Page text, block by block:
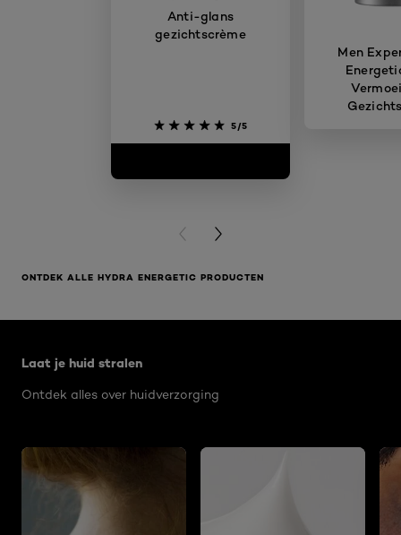
Anti-glans
gezichtscrème
5/5
Men
PREVIOUS CARD
NEXT CARD
ONTDEK ALLE HYDRA ENERGETIC PRODUCTEN
Laat je huid stralen
Ontdek alles over huidverzorging